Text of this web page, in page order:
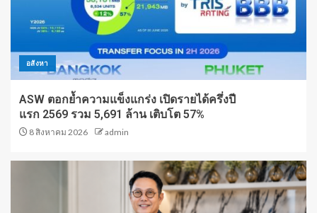
อสังหา
ASW ตอกย้ำความแข็งแกร่ง เปิดรายได้ครึ่งปี
แรก 2569 รวม 5,691 ล้าน เติบโต 57%
8 สิงหาคม 2026 admin